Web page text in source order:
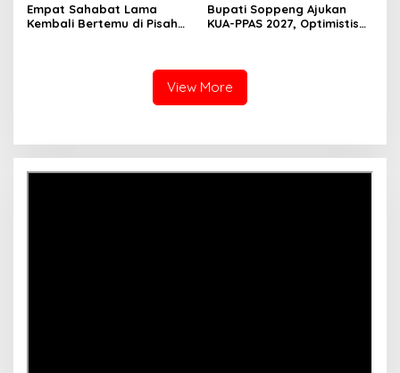
Empat Sahabat Lama
Kembali Bertemu di Pisah
Bupati Soppeng Ajukan
KUA-PPAS 2027, Optimistis
View More